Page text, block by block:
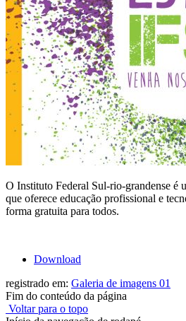
O Instituto Federal Sul-rio-grandense é
que oferece educação profissional e
forma gratuita para todos.
Download
registrado em: Galeria de imagens 01
Fim do conteúdo da página
Voltar para o topo